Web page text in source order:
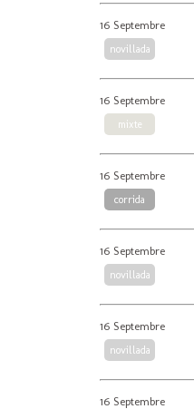
16 Septembre
novillada
16 Septembre
mixte
16 Septembre
corrida
16 Septembre
novillada
16 Septembre
novillada
16 Septembre